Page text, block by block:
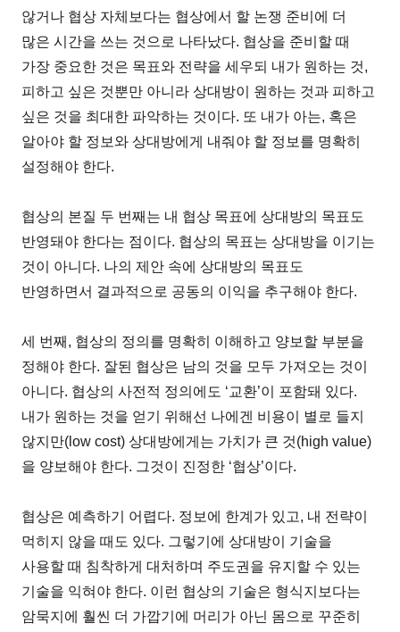
않거나 협상 자체보다는 협상에서 할 논쟁 준비에 더
많은 시간을 쓰는 것으로 나타났다. 협상을 준비할 때
가장 중요한 것은 목표와 전략을 세우되 내가 원하는 것,
피하고 싶은 것뿐만 아니라 상대방이 원하는 것과 피하고
싶은 것을 최대한 파악하는 것이다. 또 내가 아는, 혹은
알아야 할 정보와 상대방에게 내줘야 할 정보를 명확히
설정해야 한다.
협상의 본질 두 번째는 내 협상 목표에 상대방의 목표도
반영돼야 한다는 점이다. 협상의 목표는 상대방을 이기는
것이 아니다. 나의 제안 속에 상대방의 목표도
반영하면서 결과적으로 공동의 이익을 추구해야 한다.
세 번째, 협상의 정의를 명확히 이해하고 양보할 부분을
정해야 한다. 잘된 협상은 남의 것을 모두 가져오는 것이
아니다. 협상의 사전적 정의에도 ‘교환’이 포함돼 있다.
내가 원하는 것을 얻기 위해선 나에겐 비용이 별로 들지
않지만(low cost) 상대방에게는 가치가 큰 것(high value)
을 양보해야 한다. 그것이 진정한 ‘협상’이다.
협상은 예측하기 어렵다. 정보에 한계가 있고, 내 전략이
먹히지 않을 때도 있다. 그렇기에 상대방이 기술을
사용할 때 침착하게 대처하며 주도권을 유지할 수 있는
기술을 익혀야 한다. 이런 협상의 기술은 형식지보다는
암묵지에 훨씬 더 가깝기에 머리가 아닌 몸으로 꾸준히